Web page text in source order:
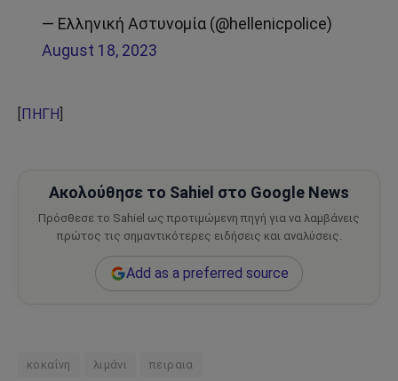
— Ελληνική Αστυνομία (@hellenicpolice)
August 18, 2023
ΠΗΓΗ
Ακολούθησε το Sahiel στο Google News
Πρόσθεσε το Sahiel ως προτιμώμενη πηγή για να λαμβάνεις
πρώτος τις σημαντικότερες ειδήσεις και αναλύσεις.
Add as a preferred source
κοκαΐνη λιμάνι πειραια